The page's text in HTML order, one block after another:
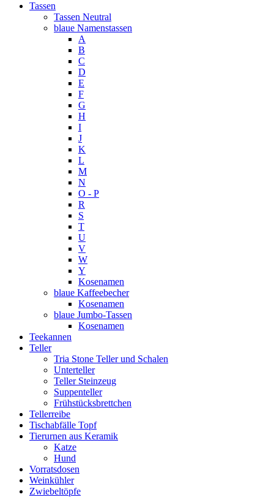
Tassen
Tassen Neutral
blaue Namenstassen
A
B
C
D
E
F
G
H
I
J
K
L
M
N
O - P
R
S
T
U
V
W
Y
Kosenamen
blaue Kaffeebecher
Kosenamen
blaue Jumbo-Tassen
Kosenamen
Teekannen
Teller
Tria Stone Teller und Schalen
Unterteller
Teller Steinzeug
Suppenteller
Frühstücksbrettchen
Tellerreibe
Tischabfälle Topf
Tierurnen aus Keramik
Katze
Hund
Vorratsdosen
Weinkühler
Zwiebeltöpfe